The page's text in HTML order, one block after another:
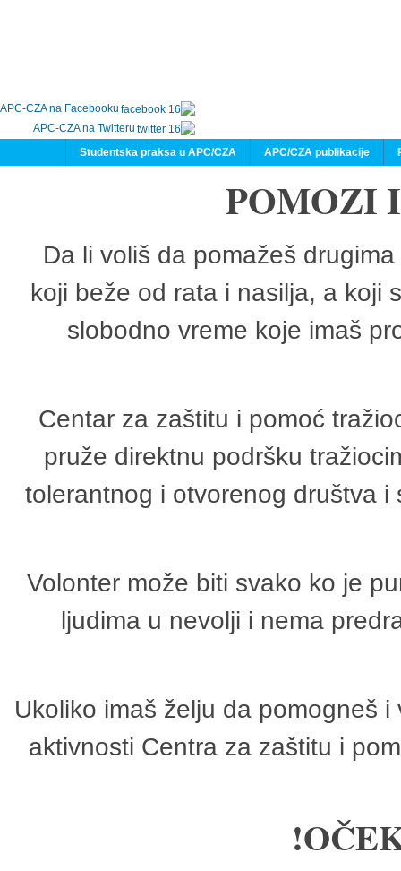
APC-CZA na Facebooku
APC-CZA na Twitteru
APC/CZA publikacije
Studentska praksa u APC/CZA
POMOZI
Da li voliš da pomažeš
koji beže od rata i nasilja, a koji
slobodno vreme koje imaš
Centar za zaštitu i pomoć
pruže direktnu podršku
tolerantnog i otvorenog društva
Volonter može biti svako ko je
ljudima u nevolji i nema
Ukoliko imaš želju da pomogneš
aktivnosti Centra za zaštitu i